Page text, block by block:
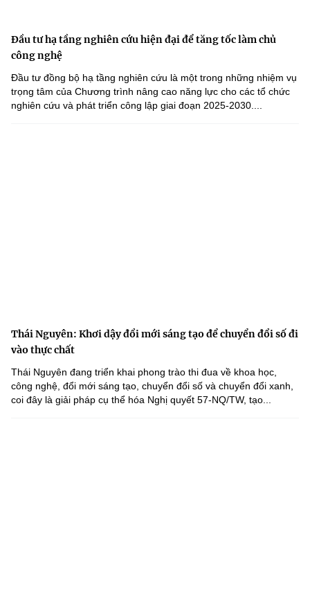
Đầu tư hạ tầng nghiên cứu hiện đại để tăng tốc làm chủ
công nghệ
Đầu tư đồng bộ hạ tầng nghiên cứu là một trong những nhiệm vụ
trọng tâm của Chương trình nâng cao năng lực cho các tổ chức
nghiên cứu và phát triển công lập giai đoạn 2025-2030....
Thái Nguyên: Khơi dậy đổi mới sáng tạo để chuyển đổi số đi
vào thực chất
Thái Nguyên đang triển khai phong trào thi đua về khoa học,
công nghệ, đổi mới sáng tạo, chuyển đổi số và chuyển đổi xanh,
coi đây là giải pháp cụ thể hóa Nghị quyết 57-NQ/TW, tạo...